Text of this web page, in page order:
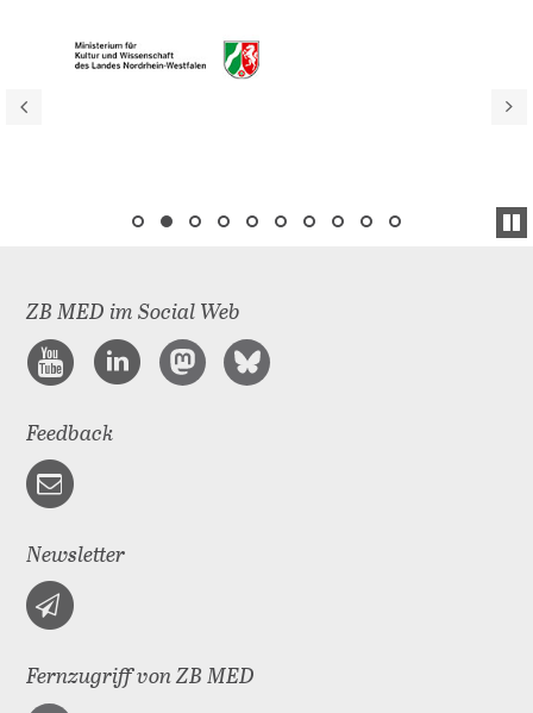
ZB MED im Social Web
Feedback
Newsletter
Fernzugriff von ZB MED